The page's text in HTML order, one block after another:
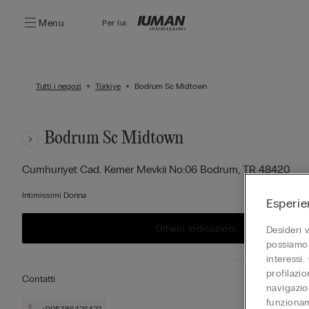
Menu Per lui:
Tutti i negozi Türkiye Bodrum Sc Midtown
Bodrum Sc Midtown
Cumhuriyet Cad. Kemer Mevkii No:06 Bodrum, TR 48420
Intimissimi Donna
Ottieni indicazioni
Contatti
Desideri
interessi.